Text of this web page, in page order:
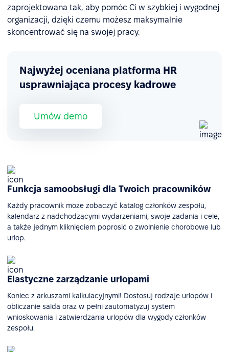
zaprojektowana tak, aby pomóc Ci w szybkiej i wygodnej
organizacji, dzięki czemu możesz maksymalnie
skoncentrować się na swojej pracy.
Najwyżej oceniana platforma HR
usprawniająca procesy kadrowe
Umów demo
Funkcja samoobsługi dla Twoich pracowników
Każdy pracownik może zobaczyć katalog członków zespołu,
kalendarz z nadchodzącymi wydarzeniami, swoje zadania i cele,
a także jednym kliknięciem poprosić o zwolnienie chorobowe lub
urlop.
Elastyczne zarządzanie urlopami
Koniec z arkuszami kalkulacyjnymi! Dostosuj rodzaje urlopów i
obliczanie salda oraz w pełni zautomatyzuj system
wnioskowania i zatwierdzania urlopów dla wygody członków
zespołu.